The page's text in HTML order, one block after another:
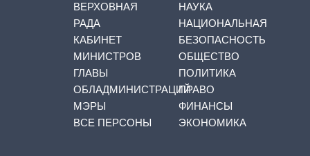
ВЕРХОВНАЯ
РАДА
КАБИНЕТ
МИНИСТРОВ
ГЛАВЫ
ОБЛАДМИНИСТРАЦИЙ
МЭРЫ
ВСЕ ПЕРСОНЫ
НАУКА
НАЦИОНАЛЬНАЯ
БЕЗОПАСНОСТЬ
ОБЩЕСТВО
ПОЛИТИКА
ПРАВО
ФИНАНСЫ
ЭКОНОМИКА